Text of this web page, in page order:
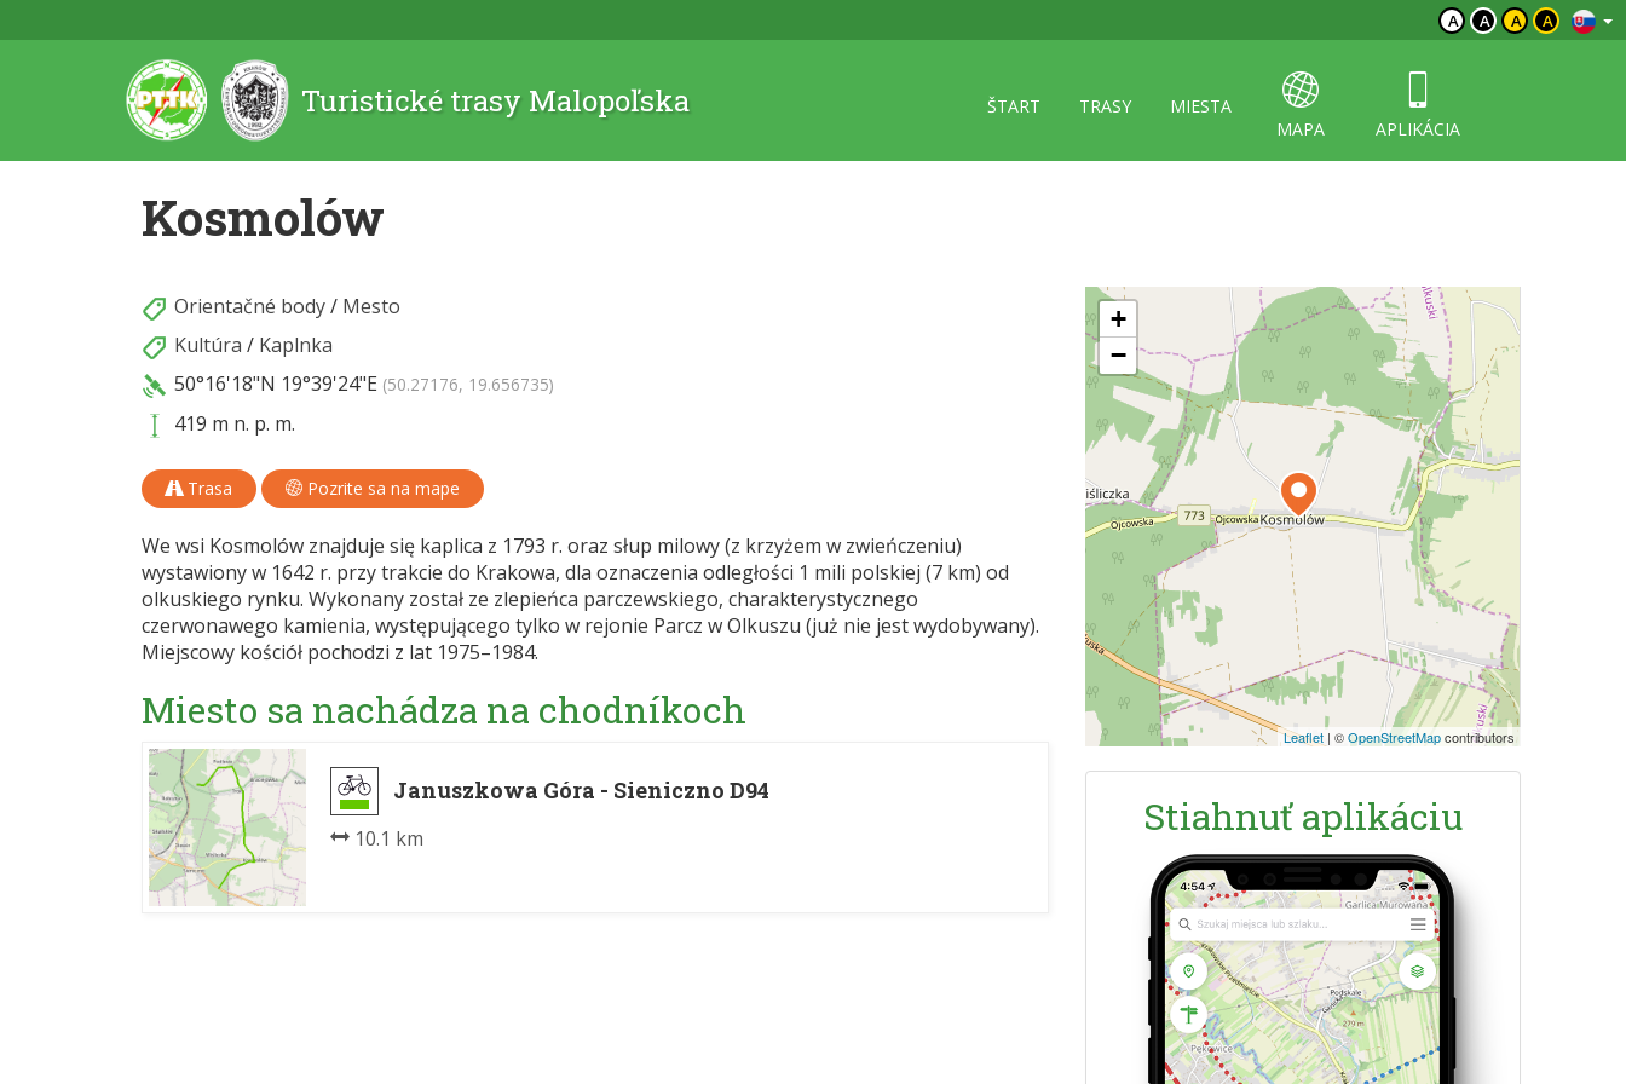
A A A A
Turistické trasy Malopoľska ŠTART TRASY
MIESTA
MAPA
APLIKÁCIA
Kosmolów
Orientačné body/ Mesto
Kultúra / Kaplnka
50°16'18"N 19°39'24"E (50.27176, 19.656735)
419 m n. p. m.
Trasa Pozrite sa na mape
We wsi Kosmolów znajduje się kaplica z 1793 r. oraz słup milowy (z krzyżem w zwieńczeniu)
wystawiony w 1642 r. przy trakcie do Krakowa, dla oznaczenia odległości 1 mili polskiej (7 km) od
olkuskiego rynku. Wykonany został ze zlepieńca parczewskiego, charakterystycznego
czerwonawego kamienia, występującego tylko w rejonie Parcz w Olkuszu (już nie jest wydobywany).
Miejscowy kościół pochodzi z lat 1975–1984.
Miesto sa nachádza na chodníkoch
Januszkowa Góra - Sieniczno D94
10.1 km
+
−
Leaflet | ©OpenStreetMapcontributors
Stiahnuť aplikáciu